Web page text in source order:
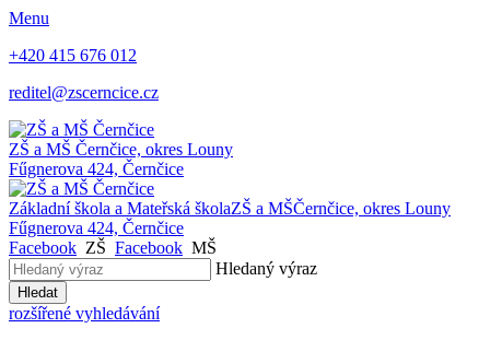
Menu
+420 415 676 012
reditel@zscerncice.cz
ZŠ a MŠ Černčice, okres Louny
Fűgnerova 424, Černčice
Základní škola a Mateřská školaZŠ a MŠČernčice, okres Louny
Fűgnerova 424, Černčice
Facebook ZŠ Facebook MŠ
Hledaný výraz
Hledat
rozšířené vyhledávání